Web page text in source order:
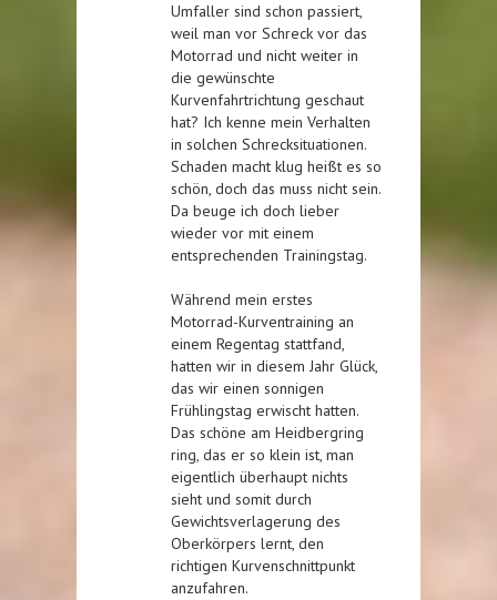
Umfaller sind schon passiert,
weil man vor Schreck vor das
Motorrad und nicht weiter in
die gewünschte
Kurvenfahrtrichtung geschaut
hat? Ich kenne mein Verhalten
in solchen Schrecksituationen.
Schaden macht klug heißt es so
schön, doch das muss nicht sein.
Da beuge ich doch lieber
wieder vor mit einem
entsprechenden Trainingstag.
Während mein erstes
Motorrad-Kurventraining an
einem Regentag stattfand,
hatten wir in diesem Jahr Glück,
das wir einen sonnigen
Frühlingstag erwischt hatten.
Das schöne am Heidbergring
ring, das er so klein ist, man
eigentlich überhaupt nichts
sieht und somit durch
Gewichtsverlagerung des
Oberkörpers lernt, den
richtigen Kurvenschnittpunkt
anzufahren.